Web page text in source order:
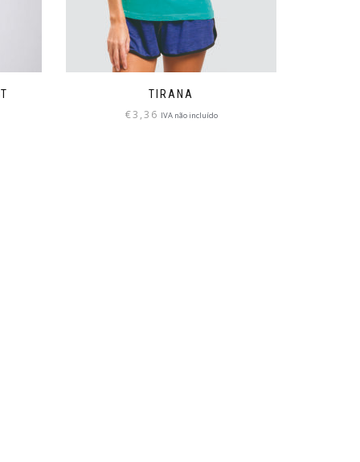
TIRANA
€3,36 IVA não incluído